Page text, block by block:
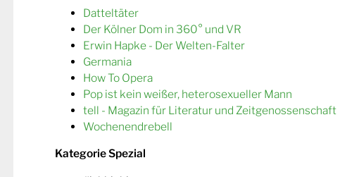
Datteltäter
Der Kölner Dom in 360° und VR
Erwin Hapke - Der Welten-Falter
Germania
How To Opera
Pop ist kein weißer, heterosexueller Mann
tell - Magazin für Literatur und Zeitgenossenschaft
Wochenendrebell
Kategorie Spezial